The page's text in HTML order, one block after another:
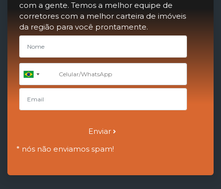
com a gente. Temos a melhor equipe de
corretores com a melhor carteira de imóveis
da região para você prontamente.
Brazil
+55
Enviar
* nós não enviamos spam!